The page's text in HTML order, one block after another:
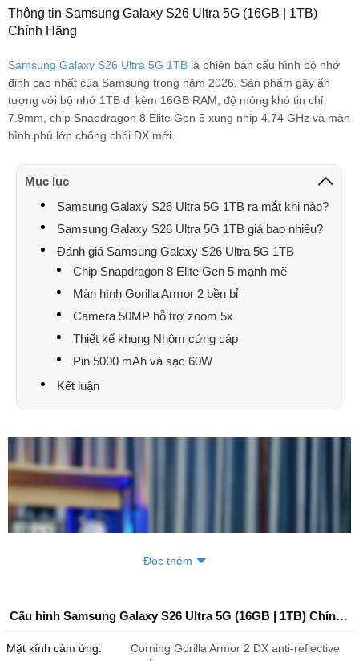
Thông tin Samsung Galaxy S26 Ultra 5G (16GB | 1TB)
Chính Hãng
Samsung Galaxy S26 Ultra 5G 1TB là phiên bản cấu hình bộ nhớ
đỉnh cao nhất của Samsung trong năm 2026. Sản phẩm gây ấn
tượng với bộ nhớ 1TB đi kèm 16GB RAM, độ mỏng khó tin chỉ
7.9mm, chip Snapdragon 8 Elite Gen 5 xung nhịp 4.74 GHz và màn
hình phủ lớp chống chói DX mới.
Mục lục
Samsung Galaxy S26 Ultra 5G 1TB ra mắt khi nào?
Samsung Galaxy S26 Ultra 5G 1TB giá bao nhiêu?
Đánh giá Samsung Galaxy S26 Ultra 5G 1TB
Chip Snapdragon 8 Elite Gen 5 mạnh mẽ
Màn hình Gorilla Armor 2 bền bỉ
Camera 50MP hỗ trợ zoom 5x
Thiết kế khung Nhôm cứng cáp
Pin 5000 mAh và sạc 60W
Kết luận
Đọc thêm
Cấu hình Samsung Galaxy S26 Ultra 5G (16GB | 1TB) Chính Hãng
Mặt kính cảm ứng:
Corning Gorilla Armor 2 DX anti-reflective